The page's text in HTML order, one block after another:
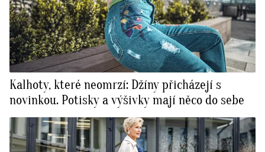
Kalhoty, které neomrzí: Džíny přicházejí s
novinkou. Potisky a výšivky mají něco do sebe